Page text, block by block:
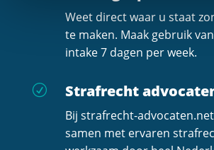
Weet direct waar u staat
te maken. Maak gebruik
intake 7 dagen per week.
R Strafrecht
Bij strafrecht-
samen met ervaren